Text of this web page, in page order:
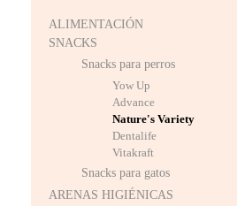
ALIMENTACIÓN
SNACKS
Snacks para perros
Yow Up
Advance
Nature's Variety
Dentalife
Vitakraft
Snacks para gatos
ARENAS HIGIÉNICAS